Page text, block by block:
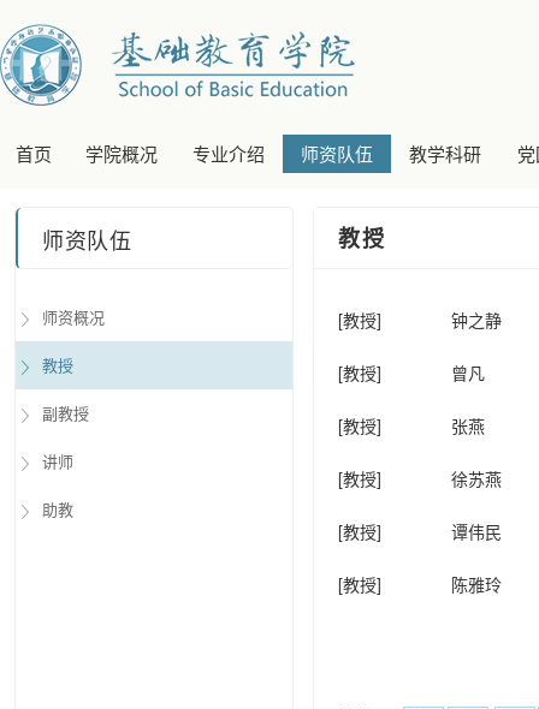
首页 学院概况 专业介绍 师资队伍 教学科研
师资队伍
师资概况
教授
副教授
讲师
助教
教授
[教授] 钟之静
[教授] 曾凡
[教授] 张燕
[教授] 徐苏燕
[教授] 谭伟民
[教授] 陈雅玲